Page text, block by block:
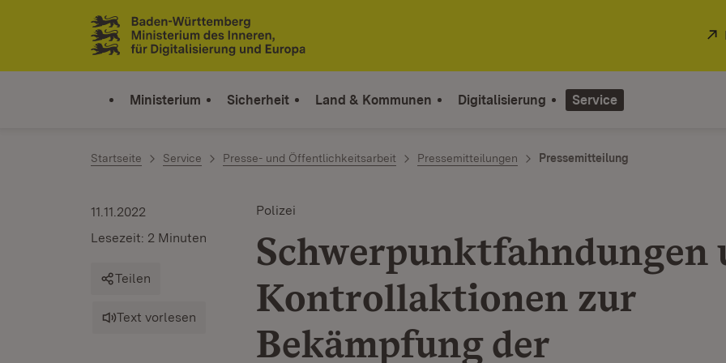
Zum Inhalt springen
Link zur Startseite
Ministerium Sicherheit Land & Kommunen Digitalisierung Service
Startseite Service Presse- und Öffentlichkeitsarbeit Pressemitteilungen Pressemitteilung
Polizei
Schwerpunktfahndungen
Kontrollaktionen zur
Bekämpfung der
11.11.2022
Lesezeit: 2 Minuten
Teilen
Text vorlesen